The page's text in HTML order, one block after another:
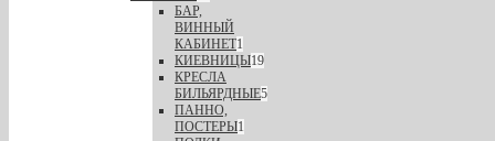
БАР,
ВИННЫЙ
КАБИНЕТ1
КИЕВНИЦЫ19
КРЕСЛА
БИЛЬЯРДНЫЕ5
ПАННО,
ПОСТЕРЫ1